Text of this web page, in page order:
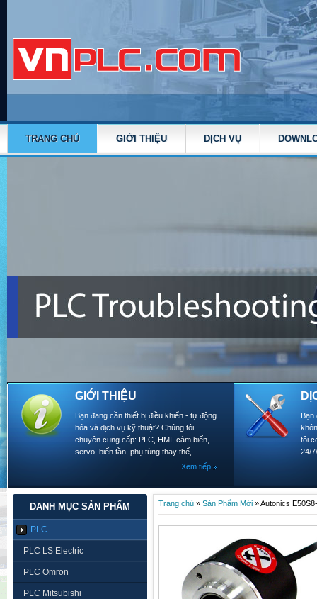
TRANG CHỦ GIỚI THIỆU DỊCH VỤ
GIỚI THIỆU
Bạn đang cần thiết bị điều khiển - tự động
hóa và dịch vụ kỹ thuật? Chúng tôi
chuyên cung cấp: PLC, HMI, cảm biến,
servo, biến tần, phụ tùng thay thế,...
Xem tiếp
Bạn
tôi
24/
DANH MỤC SẢN PHẨM
PLC
PLC LS Electric
PLC Omron
PLC Mitsubishi
Trang chủ » Sản Phẩm Mới »Autonics